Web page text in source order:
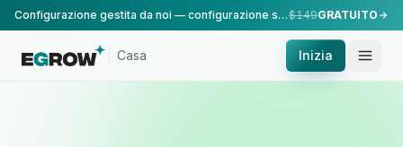
Configurazione gestita da noi — configurazione standard, eseguita dal nostro team.$149GRATUITO
Casa Inizia